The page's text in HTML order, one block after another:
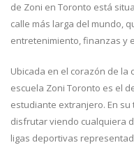
de Zoni en Toronto está
calle más larga del mundo,
entretenimiento, finanzas y
Ubicada en el corazón de la
escuela Zoni Toronto es el
estudiante extranjero. En
disfrutar viendo cualquiera
ligas deportivas